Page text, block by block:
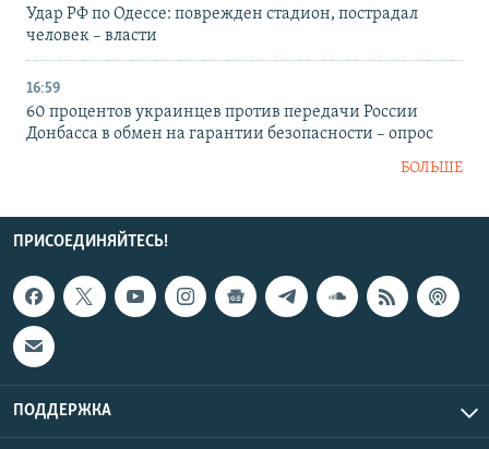
Удар РФ по Одессе: поврежден стадион, пострадал
человек – власти
16:59
60 процентов украинцев против передачи России
Донбасса в обмен на гарантии безопасности – опрос
БОЛЬШЕ
ПРИСОЕДИНЯЙТЕСЬ!
ПОДДЕРЖКА